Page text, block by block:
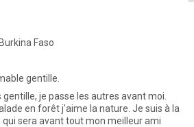
Faso
gentille.
je passe les autres avant moi.
en forêt j'aime la nature. Je suis à la
sera avant tout mon meilleur ami